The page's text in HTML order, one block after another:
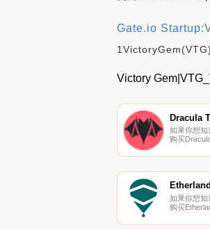
Gate.io
Victory
Dracula
如果你想知
购买
货币交易所
DRC注池都
一个现有项
特定池.
Etherland
如果你想知
购买
交易所是